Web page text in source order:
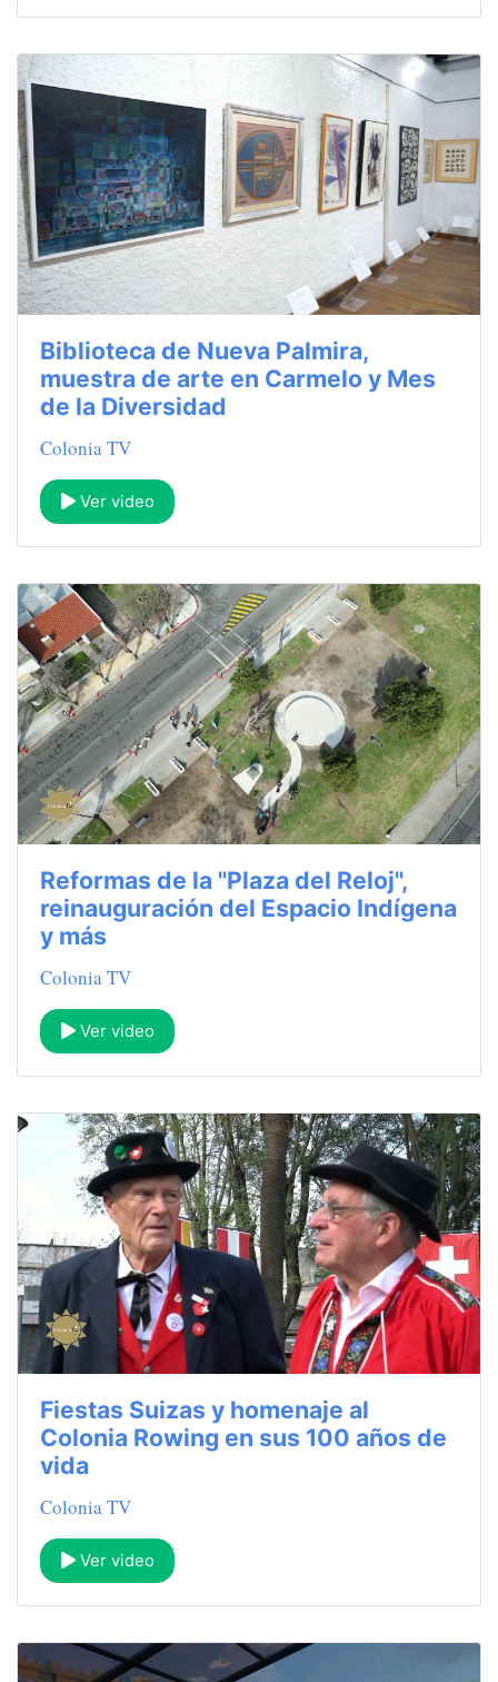
Biblioteca de Nueva Palmira,
muestra de arte en Carmelo y Mes
de la Diversidad
Colonia TV
Ver video
Reformas de la "Plaza del Reloj",
reinauguración del Espacio Indígena
y más
Colonia TV
Ver video
Fiestas Suizas y homenaje al
Colonia Rowing en sus 100 años de
vida
Colonia TV
Ver video